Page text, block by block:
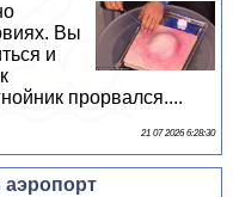
Вы
и
прорвался....
21 07 2026 6:28:30
аэропорт